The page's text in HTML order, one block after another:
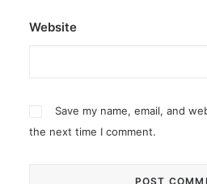
Website
Save my name, email, and
the next time I comment.